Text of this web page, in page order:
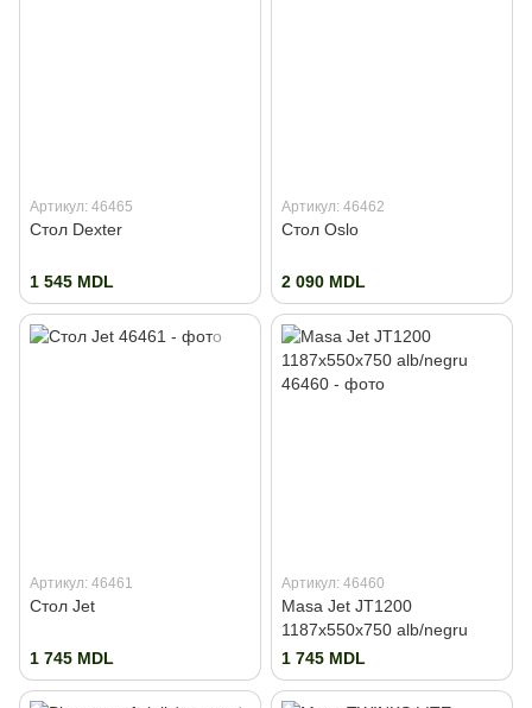
Артикул: 46465
Стол Dexter
1 545 MDL
Артикул: 46462
Стол Oslo
2 090 MDL
Артикул: 46461
Стол Jet
1 745 MDL
Артикул: 46460
Masa Jet JT1200
1187x550x750 alb/negru
1 745 MDL